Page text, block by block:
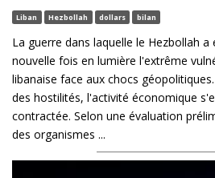
Liban Hezbollah dollars bilan
La guerre dans laquelle le Hezbollah
nouvelle fois en lumière l'extrême
libanaise face aux chocs
des hostilités, l'activité économique
contractée. Selon une évaluation
des organismes ...